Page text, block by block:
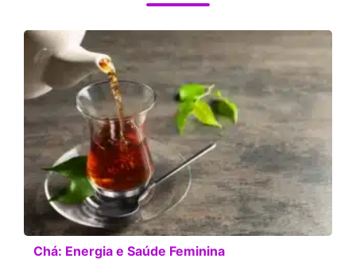
Chá: Energia e Saúde Feminina